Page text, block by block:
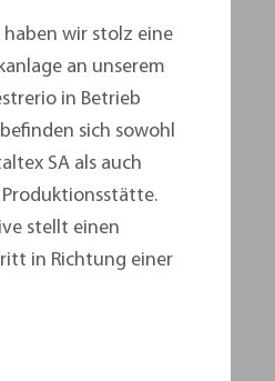
haben wir stolz eine
an unserem
in Betrieb
sich sowohl
SA als auch
Produktionsstätte.
stellt einen
in Richtung einer